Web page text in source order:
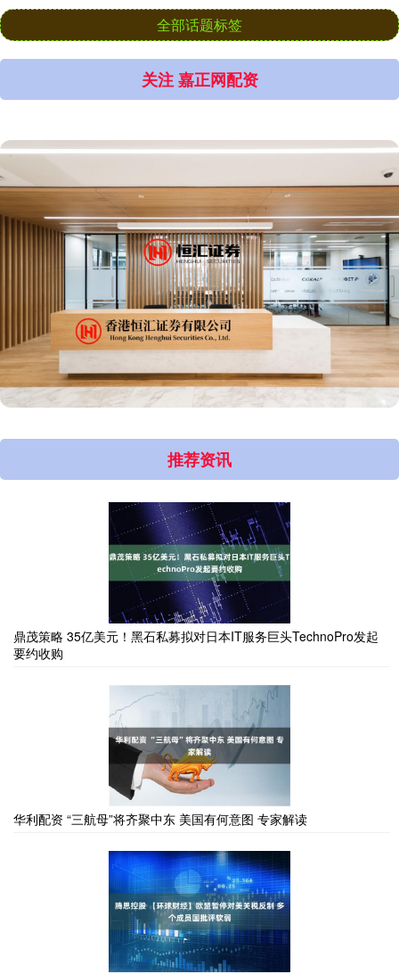
全部话题标签
关注 嘉正网配资
推荐资讯
鼎茂策略 35亿美元！黑石私募拟对日本IT服务巨头TechnoPro发起
要约收购
华利配资 “三航母”将齐聚中东 美国有何意图 专家解读